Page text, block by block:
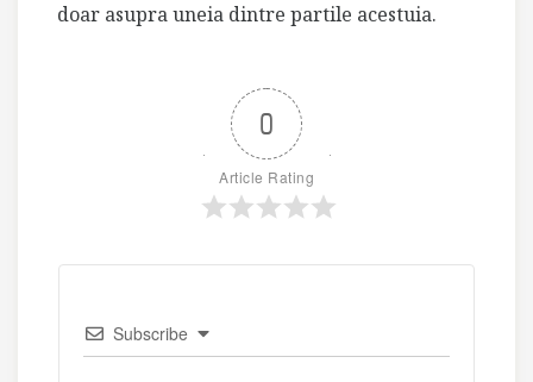
doar asupra uneia dintre partile acestuia.
0
Article Rating
Subscribe